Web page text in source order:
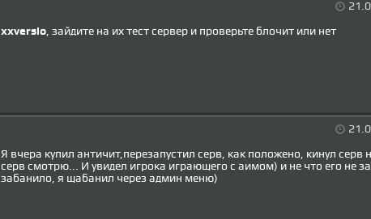
xxversio, зайдите на их тест сервер и проверьте блочит или нет
Я вчера купил античит,перезапустил серв, как положено, кинул серв
серв смотрю... И увидел игрока играющего с аимом) и не что его не
забанило, я щабанил через админ меню)